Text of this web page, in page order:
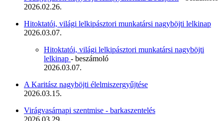
2026.02.26.
Hitoktatói, világi lelkipásztori munkatársi nagyböjti lelkinap
2026.03.07.
Hitoktatói, világi lelkipásztori munkatársi nagyböjti
lelkinap - beszámoló
2026.03.07.
A Karitász nagyböjti élelmiszergyűjtése
2026.03.15.
Virágvasárnapi szentmise - barkaszentelés